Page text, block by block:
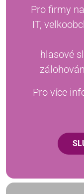
Pro firmy
IT,
hlasové
Pro více